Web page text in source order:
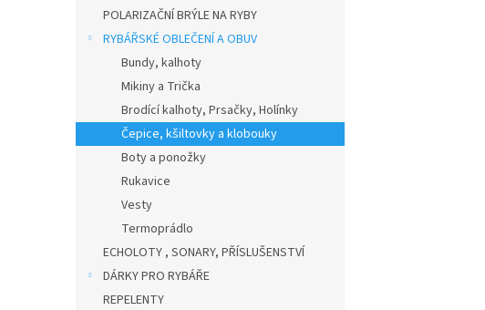
POLARIZAČNÍ BRÝLE NA RYBY
RYBÁŘSKÉ OBLEČENÍ A OBUV
Bundy, kalhoty
Mikiny a Trička
Brodící kalhoty, Prsačky, Holínky
Čepice, kšiltovky a klobouky
Boty a ponožky
Rukavice
Vesty
Termoprádlo
ECHOLOTY , SONARY, PŘÍSLUŠENSTVÍ
DÁRKY PRO RYBÁŘE
REPELENTY